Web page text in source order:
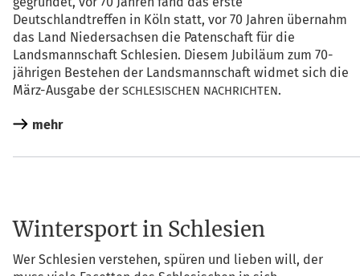
Deutsch­land­tref­fen in Köln statt, vor 70 Jah­ren über­nahm
das Land Nie­der­sach­sen die Paten­schaft für die
Lands­mann­schaft Schle­si­en. Die­sem Jubi­lä­um zum 70-
jäh­ri­gen Bestehen der Lands­mann­schaft wid­met sich die
März-Aus­ga­be der SCHLESISCHEN NACHRICHTEN.
mehr
Wintersport in Schlesien
Wer Schle­si­en ver­ste­hen, spü­ren und lie­ben will, der